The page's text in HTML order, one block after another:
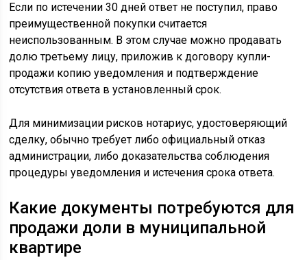
Если по истечении 30 дней ответ не поступил, право
преимущественной покупки считается
неиспользованным. В этом случае можно продавать
долю третьему лицу, приложив к договору купли-
продажи копию уведомления и подтверждение
отсутствия ответа в установленный срок.
Для минимизации рисков нотариус, удостоверяющий
сделку, обычно требует либо официальный отказ
администрации, либо доказательства соблюдения
процедуры уведомления и истечения срока ответа.
Какие документы потребуются для
продажи доли в муниципальной
квартире